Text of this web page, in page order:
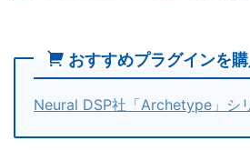
おすすめプラグインを
Neural DSP社「Archetype」シ